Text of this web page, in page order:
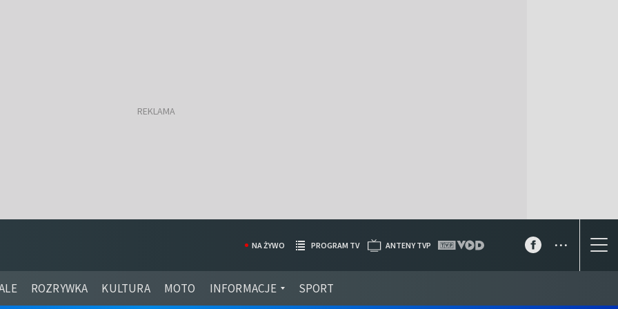
ROZRYWKA KULTURA MOTO INFORMACJE SPORT
NA ŻYWO PROGRAM TV ANTENY TVP ...